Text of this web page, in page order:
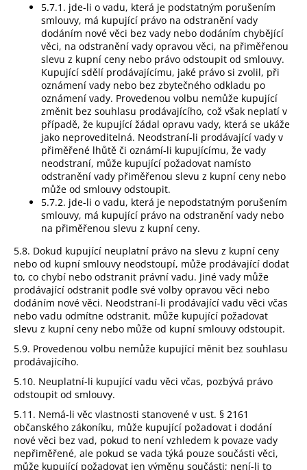
5.7.1. jde-li o vadu, která je podstatným porušením
smlouvy, má kupující právo na odstranění vady
dodáním nové věci bez vady nebo dodáním chybějící
věci, na odstranění vady opravou věci, na přiměřenou
slevu z kupní ceny nebo právo odstoupit od smlouvy.
Kupující sdělí prodávajícímu, jaké právo si zvolil, při
oznámení vady nebo bez zbytečného odkladu po
oznámení vady. Provedenou volbu nemůže kupující
změnit bez souhlasu prodávajícího, což však neplatí v
případě, že kupující žádal opravu vady, která se ukáže
jako neproveditelná. Neodstraní-li prodávající vady v
přiměřené lhůtě či oznámí-li kupujícímu, že vady
neodstraní, může kupující požadovat namísto
odstranění vady přiměřenou slevu z kupní ceny nebo
může od smlouvy odstoupit.
5.7.2. jde-li o vadu, která je nepodstatným porušením
smlouvy, má kupující právo na odstranění vady nebo
na přiměřenou slevu z kupní ceny.
5.8. Dokud kupující neuplatní právo na slevu z kupní ceny
nebo od kupní smlouvy neodstoupí, může prodávající dodat
to, co chybí nebo odstranit právní vadu. Jiné vady může
prodávající odstranit podle své volby opravou věci nebo
dodáním nové věci. Neodstraní-li prodávající vadu věci včas
nebo vadu odmítne odstranit, může kupující požadovat
slevu z kupní ceny nebo může od kupní smlouvy odstoupit.
5.9. Provedenou volbu nemůže kupující měnit bez souhlasu
prodávajícího.
5.10. Neuplatní-li kupující vadu věci včas, pozbývá právo
odstoupit od smlouvy.
5.11. Nemá-li věc vlastnosti stanovené v ust. § 2161
občanského zákoníku, může kupující požadovat i dodání
nové věci bez vad, pokud to není vzhledem k povaze vady
nepřiměřené, ale pokud se vada týká pouze součásti věci,
může kupující požadovat jen výměnu součásti; není-li to